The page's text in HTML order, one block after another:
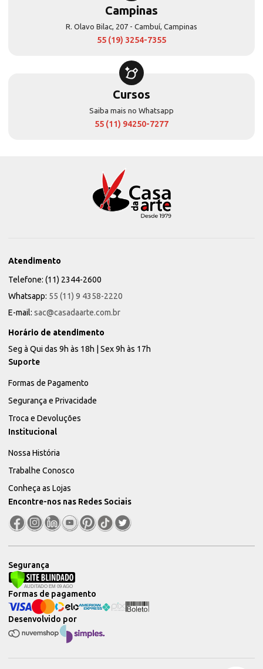
Campinas
R. Olavo Bilac, 207 - Cambuí, Campinas
55 (19) 3254-7355
Cursos
Saiba mais no Whatsapp
55 (11) 94250-7277
Atendimento
Telefone: (11) 2344-2600
Whatsapp: 55 (11) 9 4358-2220
E-mail: sac@casadaarte.com.br
Horário de atendimento
Seg à Qui das 9h às 18h | Sex 9h às 17h
Suporte
Formas de Pagamento
Segurança e Privacidade
Troca e Devoluções
Institucional
Nossa História
Trabalhe Conosco
Conheça as Lojas
Encontre-nos nas Redes Sociais
Segurança
Desenvolvido por
Formas de pagamento